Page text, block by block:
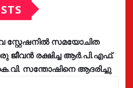
സമയോചിത
ജീവൻ രക്ഷിച്ച ആർ.പി.എഫ്.
സന്തോഷിനെ ആദരിച്ചു